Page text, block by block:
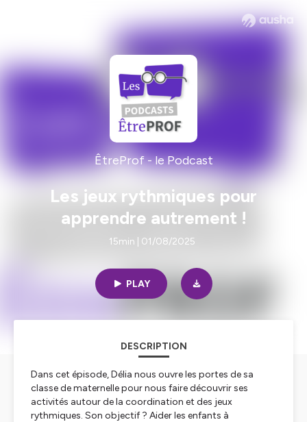
ÊtreProf - le Podcast
Les jeux rythmiques pour
apprendre autrement !
15min | 01/08/2025
PLAY
DESCRIPTION
Dans cet épisode, Délia nous ouvre les portes de sa
classe de maternelle pour nous faire découvrir ses
activités autour de la coordination et des jeux
rythmiques. Son objectif ? Aider les enfants à